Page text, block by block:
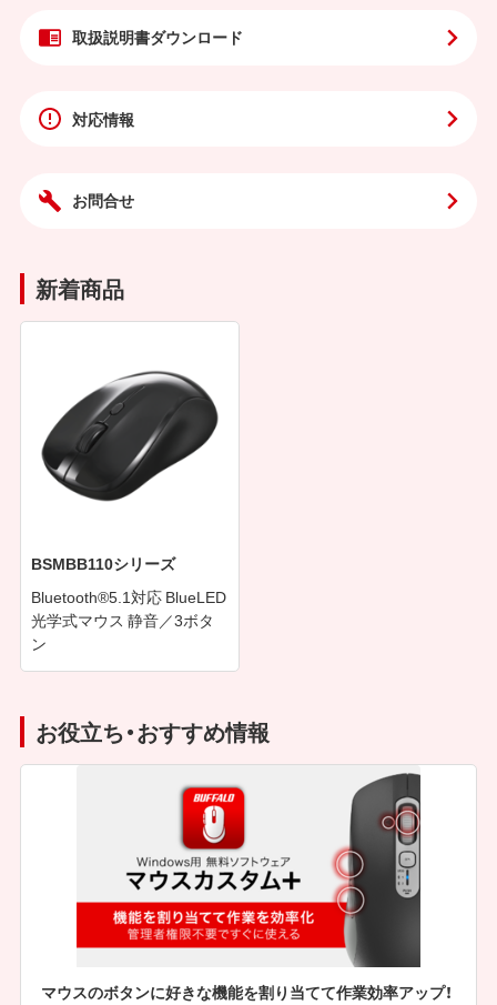
取扱説明書ダウンロード
対応情報
お問合せ
新着商品
BSMBB110シリーズ
Bluetooth®5.1対応 BlueLED
光学式マウス 静音／3ボタ
ン
お役立ち・おすすめ情報
マウスのボタンに好きな機能を割り当てて作業効率アップ！